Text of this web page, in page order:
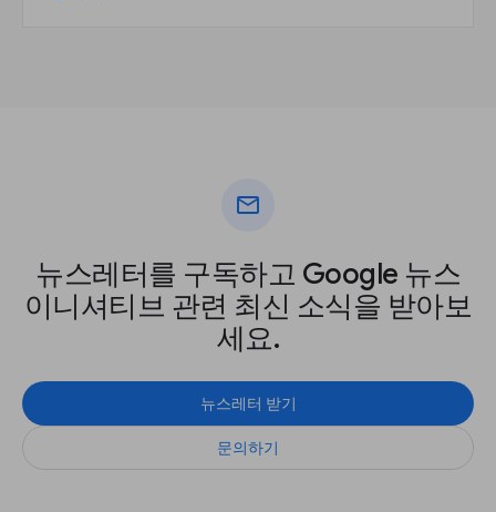
mail
뉴스레터를 구독하고 Google 뉴스
이니셔티브 관련 최신 소식을 받아보
세요.
뉴스레터 받기
문의하기